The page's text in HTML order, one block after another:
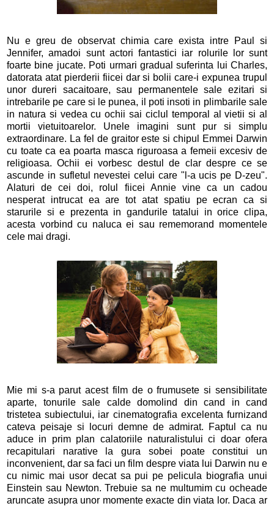
Nu e greu de observat chimia care exista intre Paul si
Jennifer, amadoi sunt actori fantastici iar rolurile lor sunt
foarte bine jucate. Poti urmari gradual suferinta lui Charles,
datorata atat pierderii fiicei dar si bolii care-i expunea trupul
unor dureri sacaitoare, sau permanentele sale ezitari si
intrebarile pe care si le punea, il poti insoti in plimbarile sale
in natura si vedea cu ochii sai ciclul temporal al vietii si al
mortii vietuitoarelor. Unele imagini sunt pur si simplu
extraordinare. La fel de graitor este si chipul Emmei Darwin
cu toate ca ea poarta masca riguroasa a femeii excesiv de
religioasa. Ochii ei vorbesc destul de clar despre ce se
ascunde in sufletul nevestei celui care "l-a ucis pe D-zeu".
Alaturi de cei doi, rolul fiicei Annie vine ca un cadou
nesperat intrucat ea are tot atat spatiu pe ecran ca si
starurile si e prezenta in gandurile tatalui in orice clipa,
acesta vorbind cu naluca ei sau rememorand momentele
cele mai dragi.
Mie mi s-a parut acest film de o frumusete si sensibilitate
aparte, tonurile sale calde domolind din cand in cand
tristetea subiectului, iar cinematografia excelenta furnizand
cateva peisaje si locuri demne de admirat. Faptul ca nu
aduce in prim plan calatoriile naturalistului ci doar ofera
recapitulari narative la gura sobei poate constitui un
inconvenient, dar sa faci un film despre viata lui Darwin nu e
cu nimic mai usor decat sa pui pe pelicula biografia unui
Einstein sau Newton. Trebuie sa ne multumim cu ocheade
aruncate asupra unor momente exacte din viata lor. Daca ar